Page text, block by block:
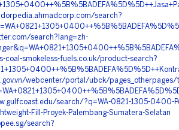
search?
search?lang=zh-
coal-smokeless-fuels.co.uk/product-search?
webcenter/portal/ubck/pages_otherpages/
search/?q=WA-0821-1305-0400-
Fill-Proyek-Palembang-Sumatera-Selatan
search?